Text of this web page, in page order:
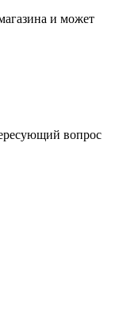
и может
вопрос